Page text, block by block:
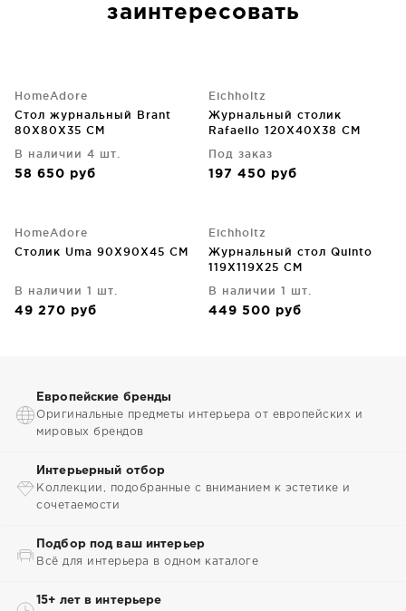
заинтересовать
HomeAdore
Стол журнальный Brant
80X80X35 CM
В наличии 4 шт.
58 650 руб
Eichholtz
Журнальный столик
Rafaello 120X40X38 CM
Под заказ
197 450 руб
HomeAdore
Столик Uma 90X90X45 CM
В наличии 1 шт.
49 270 руб
Eichholtz
Журнальный стол Quinto
119X119X25 CM
В наличии 1 шт.
449 500 руб
Европейские бренды
Оригинальные предметы интерьера от европейских и
мировых брендов
Интерьерный отбор
Коллекции, подобранные с вниманием к эстетике и
сочетаемости
Подбор под ваш интерьер
Всё для интерьера в одном каталоге
15+ лет в интерьере